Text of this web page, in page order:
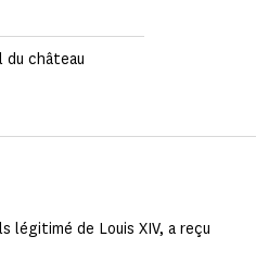
du château
légitimé de Louis XIV, a reçu